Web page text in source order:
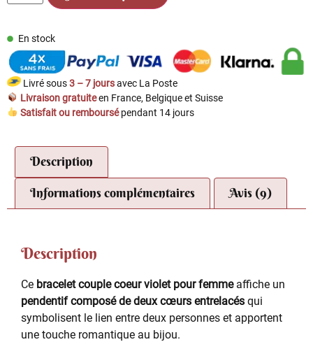
En stock
Livré sous3 – 7 joursavec La Poste
Livraison gratuiteen France, Belgique et Suisse
Satisfait ou remboursépendant 14 jours
Description
Informations complémentaires Avis (9)
Description
Ce bracelet couple coeur violet pour femmeaffiche un
pendentif composé de deux cœurs entrelacés qui
symbolisent le lien entre deux personnes et apportent
une touche romantique au bijou.